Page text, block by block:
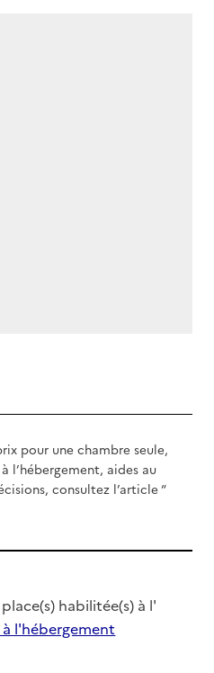
pour une chambre seule,
l’hébergement, aides au
consultez l’article “
habilitée(s) à l'
l'hébergement